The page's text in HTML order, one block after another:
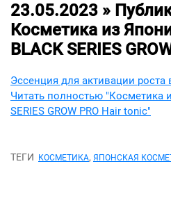
23.05.2023 »
Косметика из
BLACK SERIES
Эссенция для активации роста
Читать полностью "Косметика
SERIES GROW PRO Hair tonic"
ТЕГИ КОСМЕТИКА, ЯПОНСКАЯ